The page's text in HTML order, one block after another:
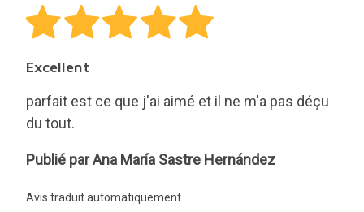
Excellent
parfait est ce que j'ai aimé et il ne m'a pas déçu
du tout.
Ana
Sastre
Publié par Ana María Sastre Hernández
Avis traduit automatiquement